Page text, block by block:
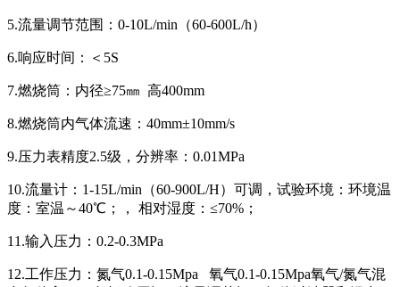
5.流量调节范围：0-10L/min（60-600L/h）
6.响应时间：＜5S
7.燃烧筒：内径≥75㎜ 高400mm
8.燃烧筒内气体流速：40mm±10mm/s
9.压力表精度2.5级，分辨率：0.01MPa
10.流量计：1-15L/min（60-900L/H）可调，试验环境：环境温
度：室温～40℃；， 相对湿度：≤70%；
11.输入压力：0.2-0.3MPa
12.工作压力：氮气0.1-0.15Mpa 氧气0.1-0.15Mpa氧气/氮气混